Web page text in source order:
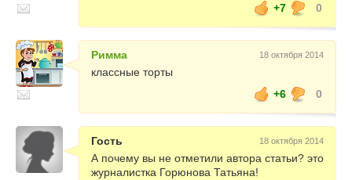
+7
0
Римма 18 октября 2014
классные торты
+6
0
Гость 18 октября 2014
А почему вы не отметили автора статьи? это
журналистка Горюнова Татьяна!